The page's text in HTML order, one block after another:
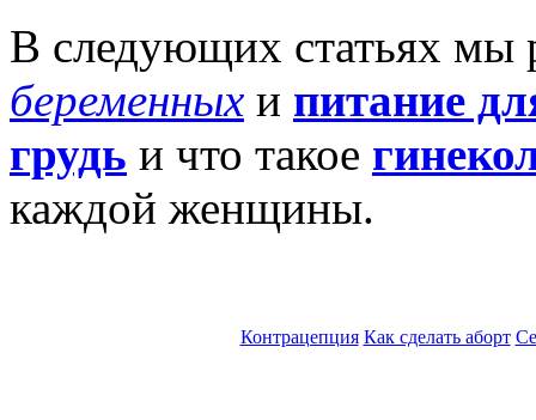
В следующих статьях
беременных и питание
грудь и что такое
каждой женщины.
Контрацепция Как сделать аборт